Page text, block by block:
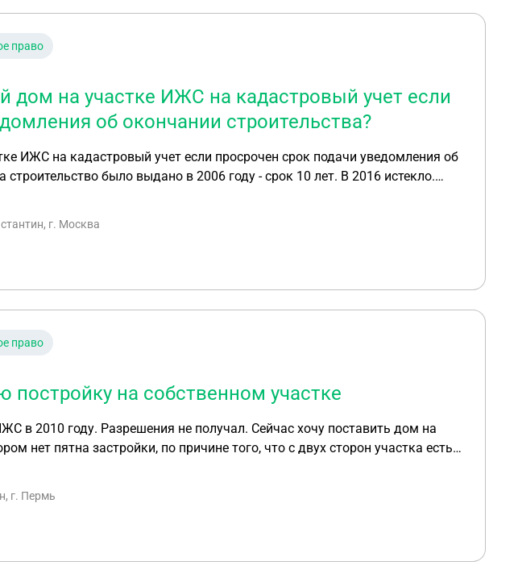
право
дом на участке ИЖС на кадастровый учет если
об окончании строительства?
ИЖС на кадастровый учет если просрочен срок подачи уведомления об
рассмотрения. В этом случае уведомление об окончании строительства
г. Москва
право
постройку на собственном участке
в 2010 году. Разрешения не получал. Сейчас хочу поставить дом на
нет пятна застройки, по причине того, что с двух сторон участка есть
с п.4.14 СП 4.13130.2013 «Системы противопожарной
ГПЗУ по данному участку, если уже есть заключение МЧС о
законный способ зарегистрировать дом на участке (Участок в
г. Пермь